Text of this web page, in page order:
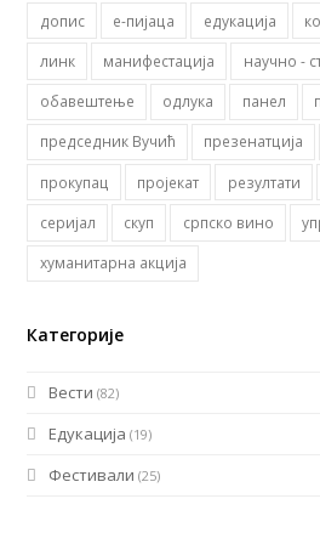
допис е-пијаца едукација
линк
манифестација
научно -
обавештење
одлука панел
председник Вучић
презенатција
прокупац
пројекат резултати
серијал
скуп српско вино
хуманитарна акција
Категорије
Вести (82)
Едукација (19)
Фестивали (25)